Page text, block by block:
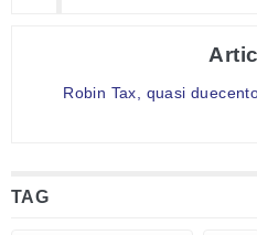
Robin Tax, quasi
TAG